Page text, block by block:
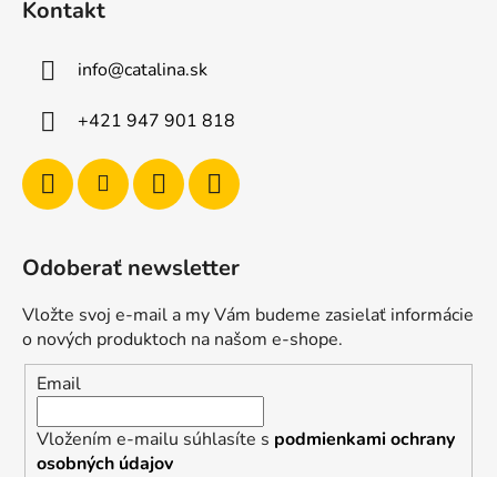
Kontakt
info@catalina.sk
+421 947 901 818
Odoberať newsletter
Vložte svoj e-mail a my Vám budeme zasielať informácie
o nových produktoch na našom e-shope.
Email
Vložením e-mailu súhlasíte s podmienkami ochrany
osobných údajov